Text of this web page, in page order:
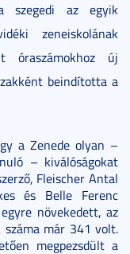
szegedi az egyik
zeneiskolának
óraszámokhoz új
beindította a
a Zenede olyan –
– kiválóságokat
Fleischer Antal
és Belle Ferenc
növekedett, az
már 341 volt.
megpezsdült a